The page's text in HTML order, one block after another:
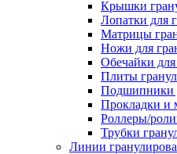
Крышки
Лопатки для
Матрицы
Ножи для
Обечайки
Плиты
Прокладки
Роллеры/
Трубки
Линии